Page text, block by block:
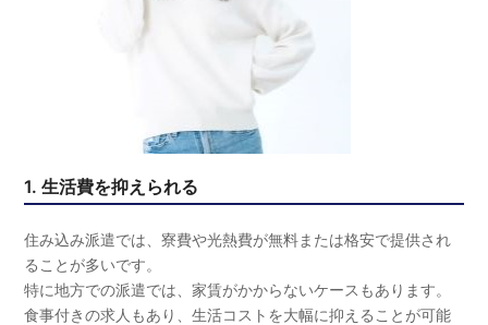
1. 生活費を抑えられる
住み込み派遣では、寮費や光熱費が無料または格安で提供され
ることが多いです。
特に地方での派遣では、家賃がかからないケースもあります。
食事付きの求人もあり、生活コストを大幅に抑えることが可能